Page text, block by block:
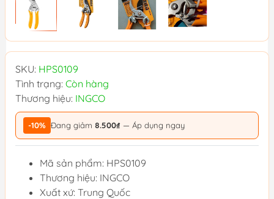
SKU: HPS0109
Tình trạng: Còn hàng
Thương hiệu: INGCO
-10% Đang giảm 8.500₫ — Áp dụng ngay
Mã sản phẩm: HPS0109
Thương hiệu: INGCO
Xuất xứ: Trung Quốc